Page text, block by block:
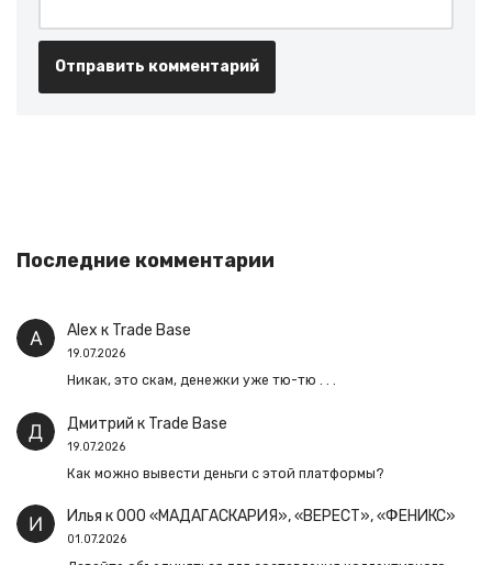
Последние комментарии
Alex к Trade Base
19.07.2026
Никак, это скам, денежки уже тю-тю . . .
Дмитрий к Trade Base
19.07.2026
Как можно вывести деньги с этой платформы?
Илья кООО «МАДАГАСКАРИЯ», «ВЕРЕСТ», «ФЕНИКС»
01.07.2026